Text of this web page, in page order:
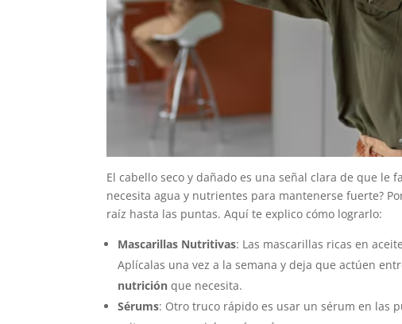
El cabello seco y dañado es una señal clara de que
necesita agua y nutrientes para mantenerse fuerte?
raíz hasta las puntas. Aquí te explico cómo lograrlo:
Mascarillas Nutritivas: Las mascarillas ricas en
Aplícalas una vez a la semana y deja que actúen
nutrición que necesita.
Sérums: Otro truco rápido es usar un sérum en las